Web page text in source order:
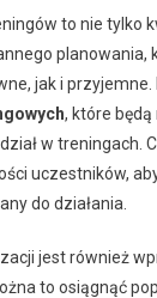
to nie tylko
planowania,
jak i
, które
w treningach.
uczestników,
do działania.
jest również
to osiągnąć